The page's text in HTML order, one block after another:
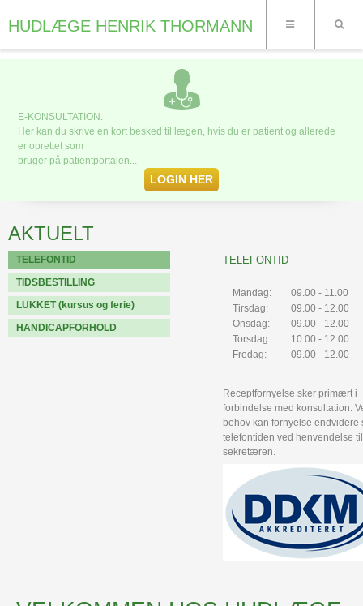
HUDLÆGE HENRIK THORMANN
E-KONSULTATION.
Her kan du skrive en kort besked til lægen, hvis du er patient og allerede
er oprettet som
bruger på patientportalen...
LOGIN HER
AKTUELT
TELEFONTID
TIDSBESTILLING
LUKKET (kursus og ferie)
HANDICAPFORHOLD
TELEFONTID
Mandag:
09.00 - 11.00
Tirsdag:
09.00 - 12.00
Onsdag:
09.00 - 12.00
Torsdag:
10.00 - 12.00
Fredag:
09.00 - 12.00
Receptfornyelse sker primært i
forbindelse med konsultation.
behov kan fornyelse endvidere
telefontiden ved henvendelse til
sekretæren.